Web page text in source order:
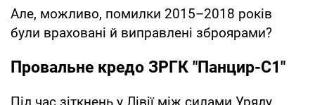
Але, можливо, помилки 2015–2018 років
були враховані й виправлені зброярами?
Провальне кредо ЗРГК "Панцир-С1"
Під час зіткнень у Лівії між силами Уряду